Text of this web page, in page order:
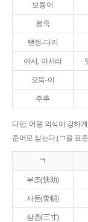
보퉁이
봉죽
뻗정-다리
아서, 아서라
오뚝-이
주추
다만, 어원 의식이 강하
준어로 삼는다.(ㄱ을 표
ㄱ
부조(扶助)
사돈(査頓)
삼촌(三寸)